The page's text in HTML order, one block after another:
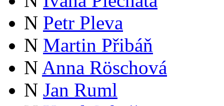
N Petr Pleva
N Martin Přibáň
N Anna Röschová
N Jan Ruml